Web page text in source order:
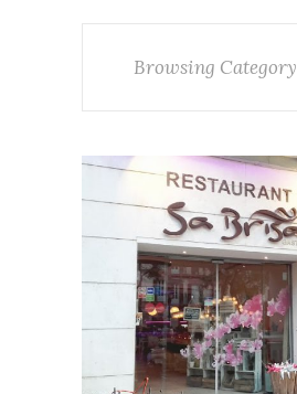
Browsing Category